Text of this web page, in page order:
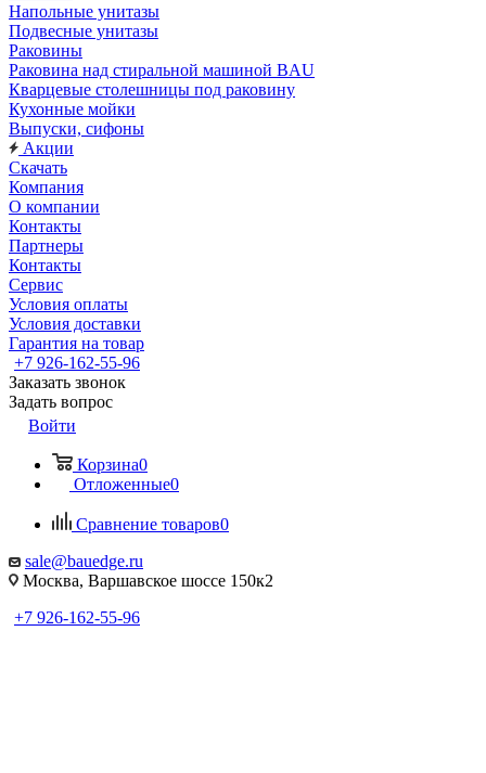
Напольные унитазы
Подвесные унитазы
Раковины
Раковина над стиральной машиной BAU
Кварцевые столешницы под раковину
Кухонные мойки
Выпуски, сифоны
Акции
Скачать
Компания
О компании
Контакты
Партнеры
Контакты
Сервис
Условия оплаты
Условия доставки
Гарантия на товар
+7 926-162-55-96
Заказать звонок
Задать вопрос
Войти
Корзина0
Отложенные0
Сравнение товаров0
sale@bauedge.ru
Москва, Варшавское шоссе 150к2
+7 926-162-55-96